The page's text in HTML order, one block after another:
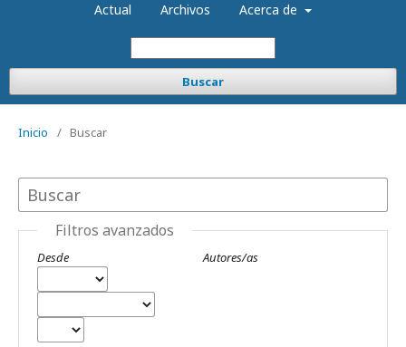
Actual Archivos Acerca de
Buscar
Inicio / Buscar
Filtros avanzados
Desde Autores/as